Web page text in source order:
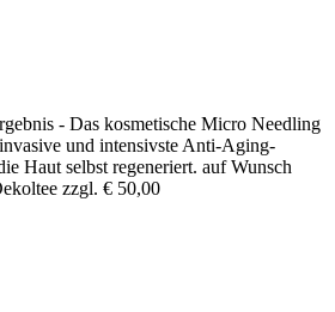
- Das kosmetische Micro Needling
und intensivste Anti-Aging-
Haut selbst regeneriert. auf Wunsch
zzgl. € 50,00